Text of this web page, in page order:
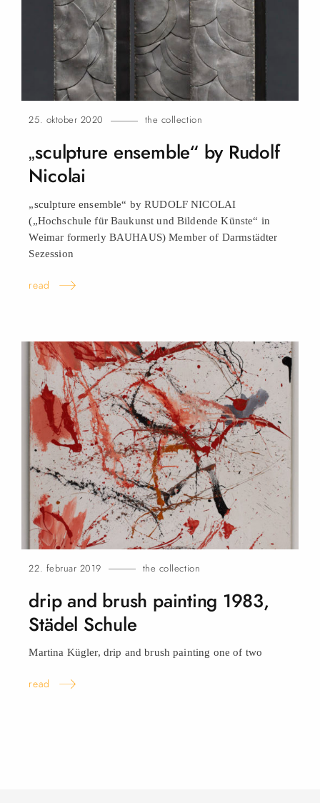
25. oktober 2020 the collection
„sculpture ensemble“ by Rudolf
Nicolai
„sculpture ensemble“ by RUDOLF NICOLAI
(„Hochschule für Baukunst und Bildende Künste“ in
Weimar formerly BAUHAUS) Member of Darmstädter
Sezession
read
22. februar 2019 the collection
drip and brush painting 1983,
Städel Schule
Martina Kügler, drip and brush painting one of two
read